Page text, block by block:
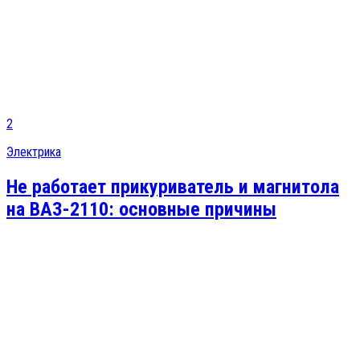
2
Электрика
Не работает прикуриватель и магнитола
на ВАЗ-2110: основные причины